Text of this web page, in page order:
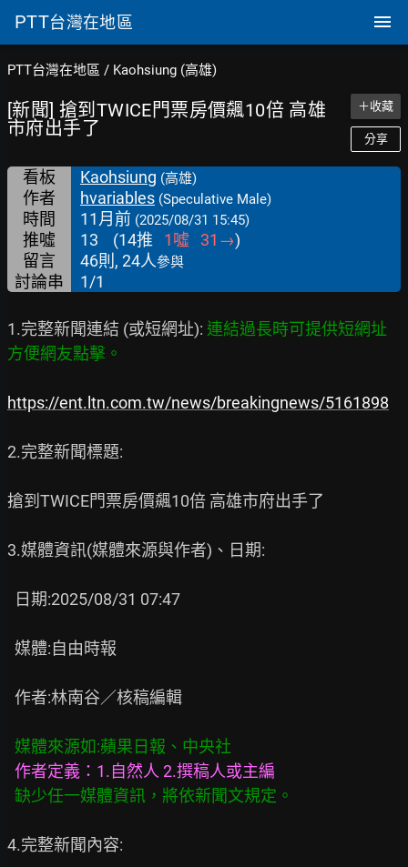
PTT台灣在地區
PTT台灣在地區 / Kaohsiung (高雄)
[新聞] 搶到TWICE門票房價飆10倍 高雄
市府出手了
＋收藏
分享
看板 Kaohsiung (高雄)
作者 hvariables (Speculative Male)
時間 11月前 (2025/08/31 15:45)
推噓 13 (14推 1噓 31 →)
留言
46則, 24人參與
討論串 1/1
1.完整新聞連結 (或短網址): 連結過長時可提供短網址
方便網友點擊。
https://ent.ltn.com.tw/news/breakingnews/5161898
2.完整新聞標題:
搶到TWICE門票房價飆10倍 高雄市府出手了
3.媒體資訊(媒體來源與作者)、日期:
媒體來源如:蘋果日報、中央社
作者定義：1.自然人 2.撰稿人或主編
缺少任一媒體資訊，將依新聞文規定。
4.完整新聞內容: